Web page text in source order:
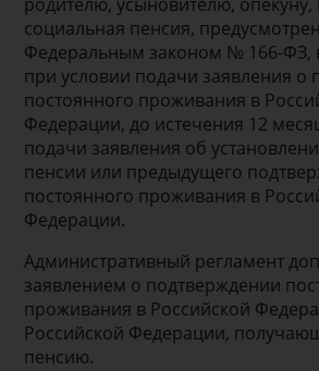
социальная пенсия,
Федеральным законом № 166-ФЗ,
при условии подачи заявления о
постоянного проживания в
Федерации, до истечения 12
подачи заявления об
пенсии или предыдущего
постоянного проживания в
Федерации.
Административный регламент
заявлением о подтверждении
проживания в Российской
Российской Федерации,
пенсию.